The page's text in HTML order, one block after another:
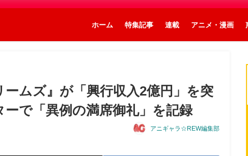
ホーム 特集記事 連載 アニメ・漫画
ームズ』が「興行収入2億円」を突
で「異例の満席御礼」を記録
アニギャラ☆REW編集部